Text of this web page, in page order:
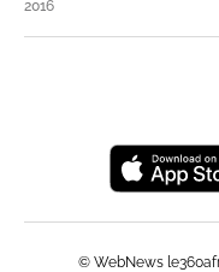
2016
© WebNews